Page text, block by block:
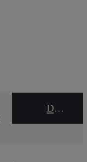
DEALER NAME